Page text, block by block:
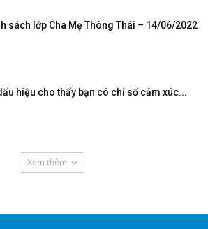
sách lớp Cha Mẹ Thông Thái – 14/06/2022
hiệu cho thấy bạn có chỉ số cảm xúc...
Xem thêm